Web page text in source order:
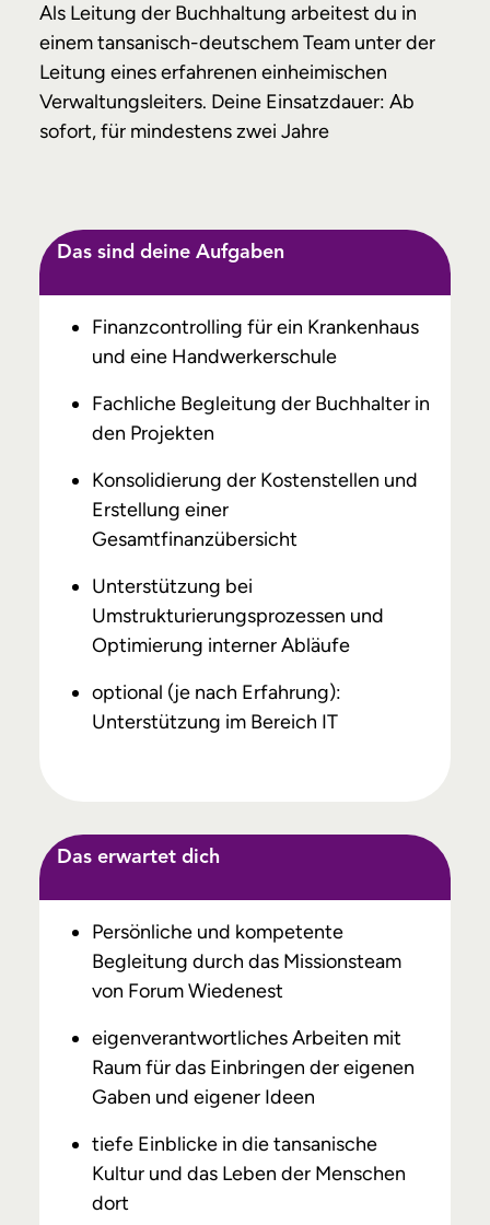
Als Leitung der Buchhaltung arbeitest du in
einem tansanisch-deutschem Team unter der
Leitung eines erfahrenen einheimischen
Verwaltungsleiters. Deine Einsatzdauer: Ab
sofort, für mindestens zwei Jahre
Das sind deine Aufgaben
Finanzcontrolling für ein Krankenhaus
und eine Handwerkerschule
Fachliche Begleitung der Buchhalter in
den Projekten
Konsolidierung der Kostenstellen und
Erstellung einer
Gesamtfinanzübersicht
Unterstützung bei
Umstrukturierungsprozessen und
Optimierung interner Abläufe
optional (je nach Erfahrung):
Unterstützung im Bereich IT
Das erwartet dich
Persönliche und kompetente
Begleitung durch das Missionsteam
von Forum Wiedenest
eigenverantwortliches Arbeiten mit
Raum für das Einbringen der eigenen
Gaben und eigener Ideen
tiefe Einblicke in die tansanische
Kultur und das Leben der Menschen
dort